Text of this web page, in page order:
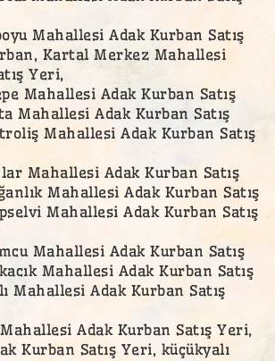
Mahallesi Adak Kurban Satış
Kartal Merkez Mahallesi
Yeri,
Mahallesi Adak Kurban Satış
Mahallesi Adak Kurban Satış
Mahallesi Adak Kurban Satış
Mahallesi Adak Kurban Satış
Mahallesi Adak Kurban Satış
Mahallesi Adak Kurban Satış
Mahallesi Adak Kurban Satış
Mahallesi Adak Kurban Satış
Mahallesi Adak Kurban Satış
Adak Kurban Satış Yeri,
Kurban Satış Yeri, küçükyalı